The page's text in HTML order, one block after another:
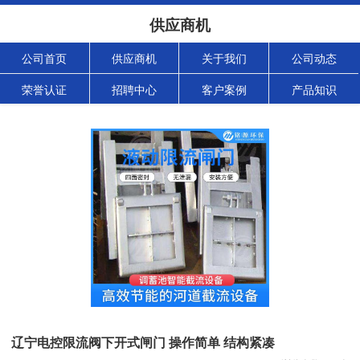
供应商机
公司首页 供应商机 关于我们 公司动态
荣誉认证 招聘中心 客户案例 产品知识
辽宁电控限流阀下开式闸门 操作简单 结构紧凑